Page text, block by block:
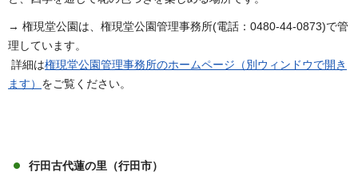
→ 権現堂公園は、権現堂公園管理事務所(電話：0480-44-0873)で管
理しています。
詳細は権現堂公園管理事務所のホームページ（別ウィンドウで開き
ます） をご覧ください。
行田古代蓮の里（行田市）